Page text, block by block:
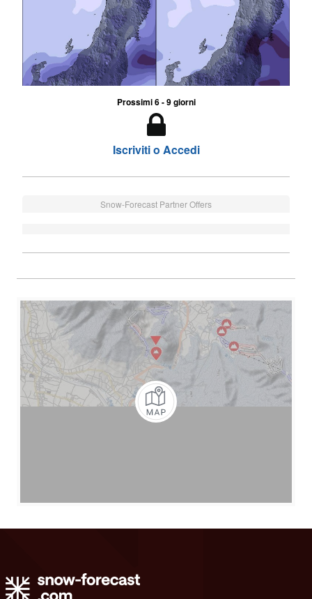
Prossimi 6 - 9 giorni
Iscriviti o Accedi
Snow-Forecast Partner Offers